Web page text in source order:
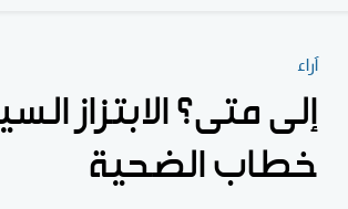
آراء
إلى متى؟ الابتزاز
خطاب الضحية